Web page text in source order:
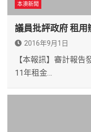
本澳新聞
議員批評政府 租用
2016年9月1日
【本報訊】審計報告
11年租金…